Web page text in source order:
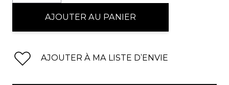
AJOUTER AU PANIER
AJOUTER À MA LISTE D’ENVIE